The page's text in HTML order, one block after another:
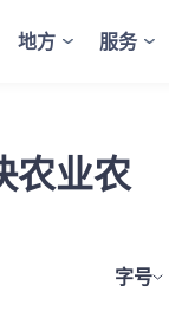
地方 服务
农业农
字号